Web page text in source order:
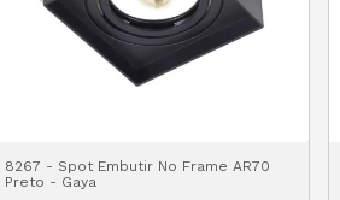
8267 - Spot Embutir No Frame AR70
Preto - Gaya